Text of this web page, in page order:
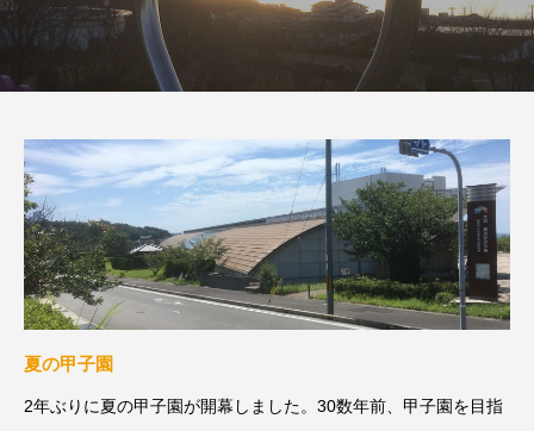
夏の甲子園
2年ぶりに夏の甲子園が開幕しました。30数年前、甲子園を目指